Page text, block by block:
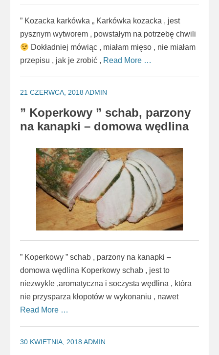
” Kozacka karkówka „ Karkówka kozacka , jest
pysznym wytworem , powstałym na potrzebę chwili
Dokładniej mówiąc , miałam mięso , nie miałam
przepisu , jak je zrobić , Read More …
21 CZERWCA, 2018 ADMIN
” Koperkowy ” schab, parzony
na kanapki – domowa wędlina
” Koperkowy ” schab , parzony na kanapki –
domowa wędlina Koperkowy schab , jest to
niezwykle ,aromatyczna i soczysta wędlina , która
nie przysparza kłopotów w wykonaniu , nawet
Read More …
30 KWIETNIA, 2018 ADMIN